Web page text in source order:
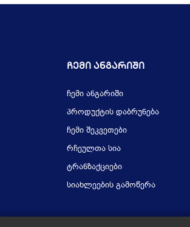
Ჩემი Ანგარიში
ჩემი ანგარიში
პროდუქტის დაბრუნება
ჩემი შეკვეთები
რჩეულთა სია
ტრანზაქციები
სიახლეების გამოწერა